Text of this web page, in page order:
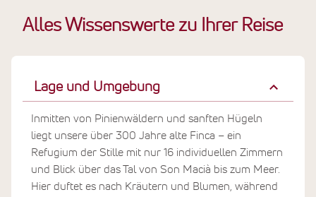
Alles Wissenswerte zu Ihrer Reise
Lage und Umgebung
Inmitten von Pinienwäldern und sanften Hügeln
liegt unsere über 300 Jahre alte Finca – ein
Refugium der Stille mit nur 16 individuellen Zimmern
und Blick über das Tal von Son Macià bis zum Meer.
Hier duftet es nach Kräutern und Blumen, während